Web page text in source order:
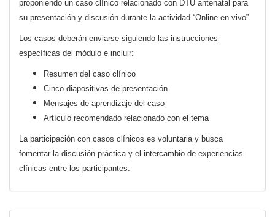
proponiendo un caso clínico relacionado con DTU antenatal para
su presentación y discusión durante la actividad “Online en vivo”.
Los casos deberán enviarse siguiendo las instrucciones
específicas del módulo e incluir:
Resumen del caso clínico
Cinco diapositivas de presentación
Mensajes de aprendizaje del caso
Artículo recomendado relacionado con el tema
La participación con casos clínicos es voluntaria y busca
fomentar la discusión práctica y el intercambio de experiencias
clínicas entre los participantes.